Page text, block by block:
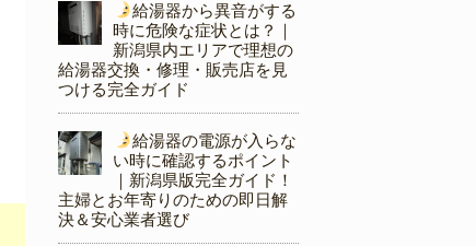
給湯器から異音がする
時に危険な症状とは？｜
新潟県内エリアで理想の
給湯器交換・修理・販売店を見
つける完全ガイド
給湯器の電源が入らな
い時に確認するポイント
｜新潟県版完全ガイド！
主婦とお年寄りのための即日解
決＆安心業者選び